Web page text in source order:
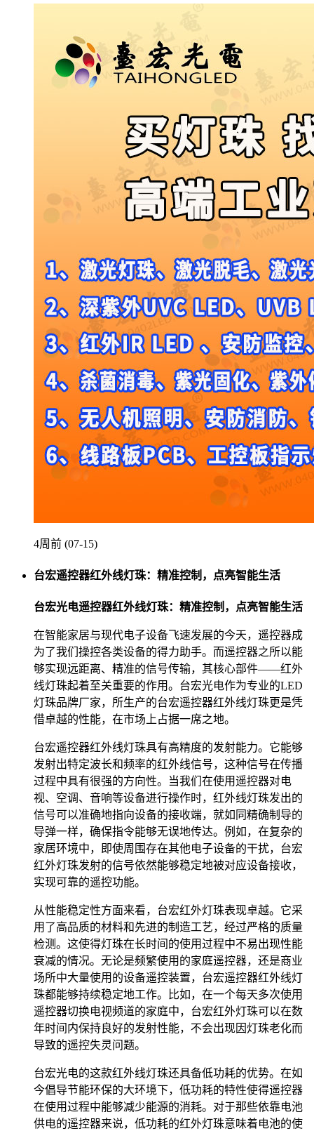
4周前 (07-15)
台宏遥控器红外线灯珠：精准控制，点亮智能生活
台宏光电遥控器红外线灯珠：精准控制，点亮智能生活
在智能家居与现代电子设备飞速发展的今天，遥控器成
为了我们操控各类设备的得力助手。而遥控器之所以能
够实现远距离、精准的信号传输，其核心部件——红外
线灯珠起着至关重要的作用。台宏光电作为专业的LED
灯珠品牌厂家，所生产的台宏遥控器红外线灯珠更是凭
借卓越的性能，在市场上占据一席之地。
台宏遥控器红外线灯珠具有高精度的发射能力。它能够
发射出特定波长和频率的红外线信号，这种信号在传播
过程中具有很强的方向性。当我们在使用遥控器对电
视、空调、音响等设备进行操作时，红外线灯珠发出的
信号可以准确地指向设备的接收端，就如同精确制导的
导弹一样，确保指令能够无误地传达。例如，在复杂的
家居环境中，即使周围存在其他电子设备的干扰，台宏
红外灯珠发射的信号依然能够稳定地被对应设备接收，
实现可靠的遥控功能。
从性能稳定性方面来看，台宏红外灯珠表现卓越。它采
用了高品质的材料和先进的制造工艺，经过严格的质量
检测。这使得灯珠在长时间的使用过程中不易出现性能
衰减的情况。无论是频繁使用的家庭遥控器，还是商业
场所中大量使用的设备遥控装置，台宏遥控器红外线灯
珠都能够持续稳定地工作。比如，在一个每天多次使用
遥控器切换电视频道的家庭中，台宏红外灯珠可以在数
年时间内保持良好的发射性能，不会出现因灯珠老化而
导致的遥控失灵问题。
台宏光电的这款红外线灯珠还具备低功耗的优势。在如
今倡导节能环保的大环境下，低功耗的特性使得遥控器
在使用过程中能够减少能源的消耗。对于那些依靠电池
供电的遥控器来说，低功耗的红外灯珠意味着电池的使